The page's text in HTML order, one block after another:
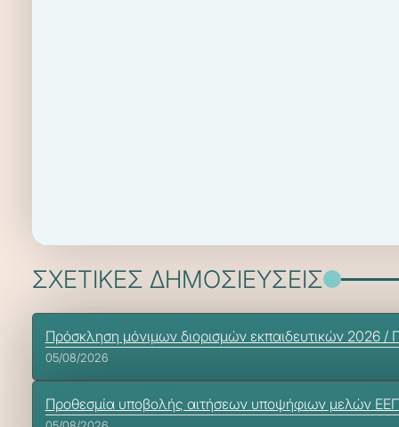
ΣΧΕΤΙΚΕΣ ΔΗΜΟΣΙΕΥΣΕΙΣ
Πρόσκληση μόνιμων διορισμών εκπαιδευτικών 2026 /
05/08/2026
Προθεσμία υποβολής αιτήσεων υποψήφιων μελών ΕΕΠ-